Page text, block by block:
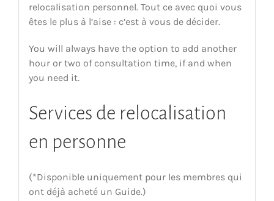
relocalisation personnel. Tout ce avec quoi vous
êtes le plus à l’aise : c’est à vous de décider.
You will always have the option to add another
hour or two of consultation time, if and when
you need it.
Services de relocalisation
en personne
(*Disponible uniquement pour les membres qui
ont déjà acheté un Guide.)